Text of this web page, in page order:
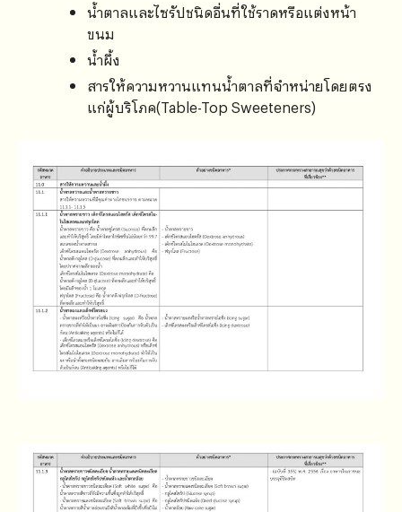
น้ำตาลและไซรัปชนิดอื่นที่ใช้ราดหรือแต่งหน้า
ขนม
น้ำผึ้ง
สารให้ความหวานแทนน้ำตาลที่จำหน่ายโดยตรง
แก่ผู้บริโภค(Table-Top Sweeteners)